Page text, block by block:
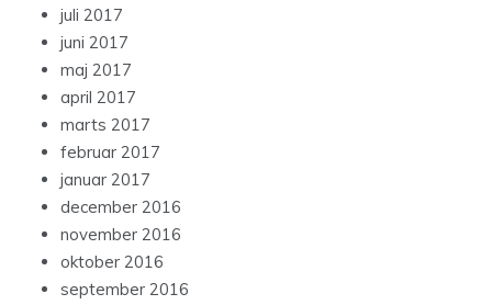
juli 2017
juni 2017
maj 2017
april 2017
marts 2017
februar 2017
januar 2017
december 2016
november 2016
oktober 2016
september 2016